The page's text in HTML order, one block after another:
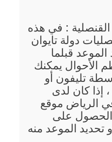
: في هذه
دولة تايوان
قبلما
الأحوال يمكنك
تليفون أو
، إذا كان لدى
في الرياض موقع
الحصول على
تحديد الموعد منه